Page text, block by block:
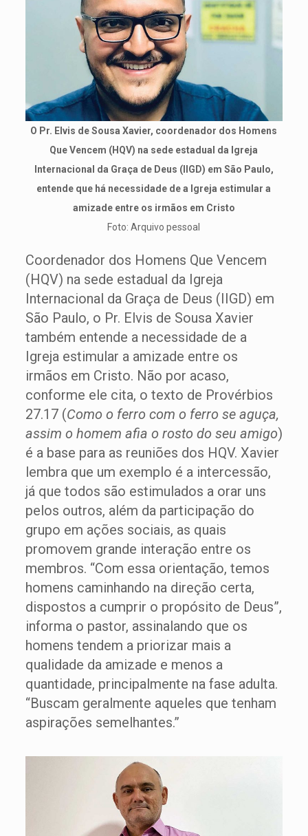
O Pr. Elvis de Sousa Xavier, coordenador dos Homens
Que Vencem (HQV) na sede estadual da Igreja
Internacional da Graça de Deus (IIGD) em São Paulo,
entende que há necessidade de a Igreja estimular a
amizade entre os irmãos em Cristo
Foto: Arquivo pessoal
Coordenador dos Homens Que Vencem
(HQV) na sede estadual da Igreja
Internacional da Graça de Deus (IIGD) em
São Paulo, o Pr. Elvis de Sousa Xavier
também entende a necessidade de a
Igreja estimular a amizade entre os
irmãos em Cristo. Não por acaso,
conforme ele cita, o texto de Provérbios
27.17 (Como o ferro com o ferro se aguça,
assim o homem afia o rosto do seu amigo)
é a base para as reuniões dos HQV. Xavier
lembra que um exemplo é a intercessão,
já que todos são estimulados a orar uns
pelos outros, além da participação do
grupo em ações sociais, as quais
promovem grande interação entre os
membros. “Com essa orientação, temos
homens caminhando na direção certa,
dispostos a cumprir o propósito de Deus”,
informa o pastor, assinalando que os
homens tendem a priorizar mais a
qualidade da amizade e menos a
quantidade, principalmente na fase adulta.
“Buscam geralmente aqueles que tenham
aspirações semelhantes.”